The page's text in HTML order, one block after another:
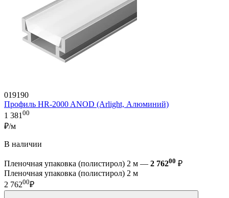
019190
Профиль HR-2000 ANOD (Arlight, Алюминий)
1 381 00
₽/м
В наличии
Пленочная упаковка (полистирол) 2 м — 2 76200 ₽
Пленочная упаковка (полистирол) 2 м
2 76200₽